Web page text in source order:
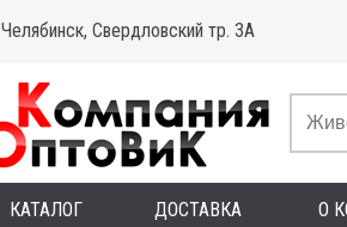
Челябинск, Свердловский тр. 3А
КАТАЛОГ
ДОСТАВКА
О